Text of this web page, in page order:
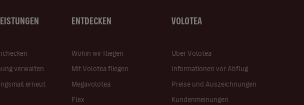
verwalten
erneut
ENTDECKEN
Wohin wir fliegen
Mit Volotea fliegen
Megavolotea
Flex
VOLOTEA
Über Volotea
Informationen vor Abflug
Preise und Auszeichnungen
Kundenmeinungen